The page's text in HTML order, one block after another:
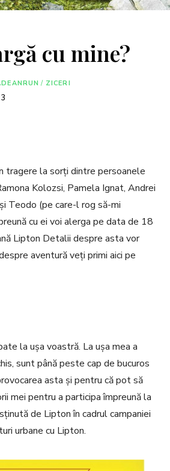
cu mine?
/ ZICERI
tragere la sorți dintre persoanele
Kolozsi, Pamela Ignat, Andrei
Teodo (pe care-l rog să-mi
cu ei voi alerga pe data de 18
Lipton Detalii despre asta vor
aventură veți primi aici pe
la ușa voastră. La ușa mea a
sunt până peste cap de bucuros
asta și pentru că pot să
mei pentru a participa împreună la
de Lipton în cadrul campaniei
urbane cu Lipton.